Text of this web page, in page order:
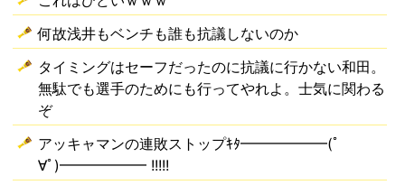
何故浅井もベンチも誰も抗議しないのか
タイミングはセーフだったのに抗議に行かない和田。
無駄でも選手のためにも行ってやれよ。士気に関わる
ぞ
アッキャマンの連敗ストップｷﾀ━━━━━━(ﾟ
∀ﾟ)━━━━━━ !!!!!